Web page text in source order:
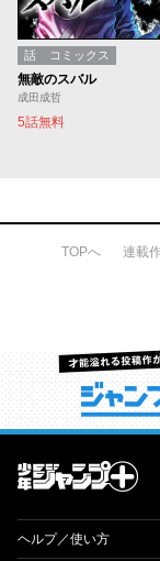
話 コミックス
無敵のスバル
成田成哲
5話無料
TOPへ 連載
才能溢れる投
ヘルプ／使い方